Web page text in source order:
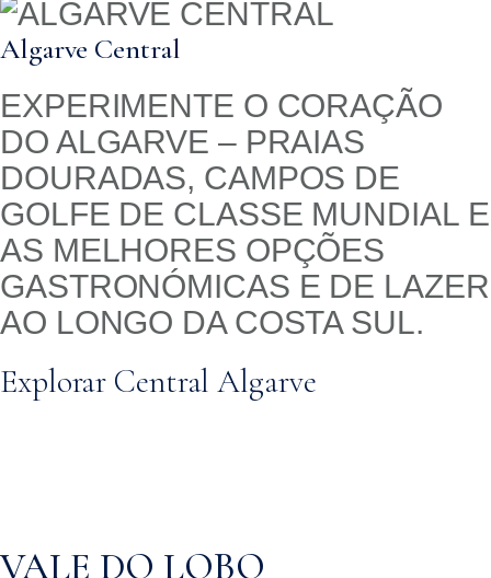
Algarve Central
EXPERIMENTE O CORAÇÃO
DO ALGARVE – PRAIAS
DOURADAS, CAMPOS DE
GOLFE DE CLASSE MUNDIAL E
AS MELHORES OPÇÕES
GASTRONÓMICAS E DE LAZER
AO LONGO DA COSTA SUL.
Explorar Central Algarve
VALE DO LOBO